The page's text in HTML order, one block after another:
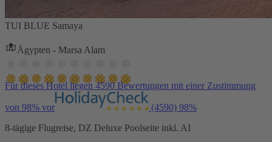
TUI BLUE Samaya
Ägypten - Marsa Alam
Für dieses Hotel liegen 4590 Bewertungen mit einer Zustimmung
von 98% vor (4590) 98%
8-tägige Flugreise, DZ Deluxe Poolseite inkl. AI